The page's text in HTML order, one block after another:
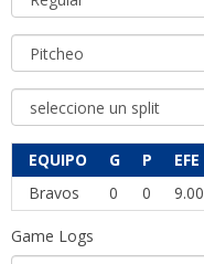
EQUIPO G P EFE
Bravos
0 0 9.00
Game Logs